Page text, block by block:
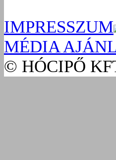
IMPRESSZUM
MÉDIA
© HÓCIPŐ